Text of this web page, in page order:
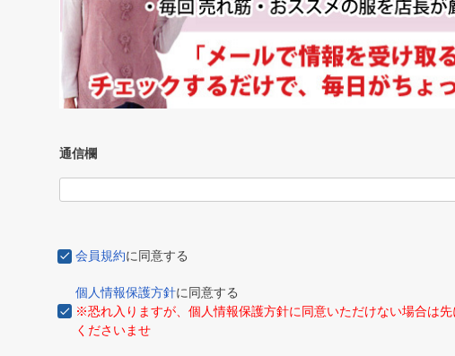
通信欄
会員規約に同意する
個人情報保護方針に同意する
※恐れ入りますが、個人情報保護方針に同意いただけない場合は
くださいませ